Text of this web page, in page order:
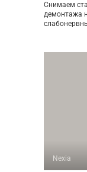
Снимаем
демонтажа
Nexia